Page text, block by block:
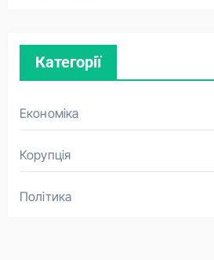
Категорії
Економіка
Корупція
Політика